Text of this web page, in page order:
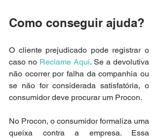
Como conseguir ajuda?
O cliente prejudicado pode registrar o
caso no Reclame Aqui. Se a devolutiva
não ocorrer por falha da companhia ou
se não for considerada satisfatória, o
consumidor deve procurar um Procon.
No Procon, o consumidor formaliza uma
queixa contra a empresa. Essa